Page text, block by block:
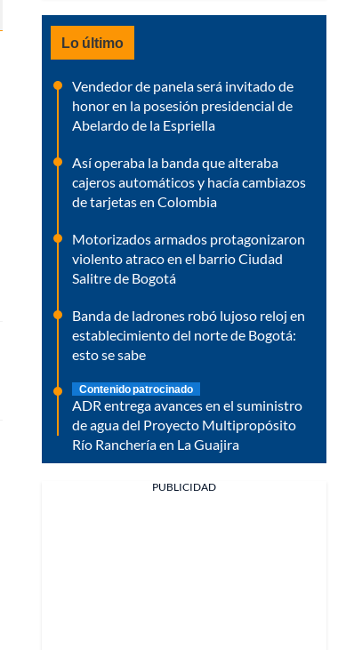
Lo último
Vendedor de panela será invitado de
honor en la posesión presidencial de
Abelardo de la Espriella
Así operaba la banda que alteraba
cajeros automáticos y hacía cambiazos
de tarjetas en Colombia
Motorizados armados protagonizaron
violento atraco en el barrio Ciudad
Salitre de Bogotá
Banda de ladrones robó lujoso reloj en
establecimiento del norte de Bogotá:
esto se sabe
Contenido patrocinado
ADR entrega avances en el suministro
de agua del Proyecto Multipropósito
Río Ranchería en La Guajira
PUBLICIDAD